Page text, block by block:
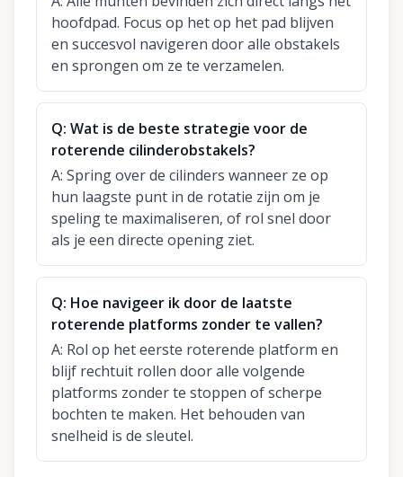
hoofdpad. Focus op het op het pad blijven
en succesvol navigeren door alle obstakels
en sprongen om ze te verzamelen.
Q: Wat is de beste strategie voor de
roterende cilinderobstakels?
A: Spring over de cilinders wanneer ze op
hun laagste punt in de rotatie zijn om je
speling te maximaliseren, of rol snel door
als je een directe opening ziet.
Q: Hoe navigeer ik door de laatste
roterende platforms zonder te vallen?
A: Rol op het eerste roterende platform en
blijf rechtuit rollen door alle volgende
platforms zonder te stoppen of scherpe
bochten te maken. Het behouden van
snelheid is de sleutel.